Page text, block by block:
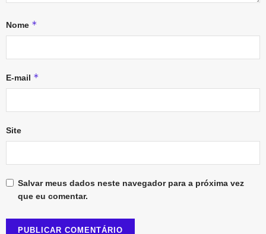
Nome *
E-mail *
Site
Salvar meus dados neste navegador para a próxima vez
que eu comentar.